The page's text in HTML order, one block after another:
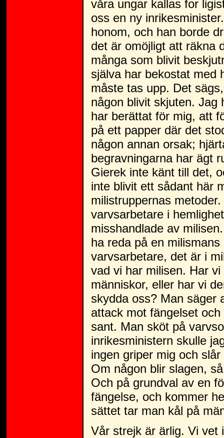
våra ungar kallas for
oss en ny
honom, och han borde
det är omöjligt att räkna
många som blivit
själva har bekostat med
måste tas upp. Det
någon blivit skjuten. Jag
har berättat för mig, att
på ett papper där det
någon annan orsak;
begravningarna har ägt
Gierek inte känt till det,
inte blivit ett sådant här
milistruppernas
varvsarbetare i
misshandlade av
ha reda på en
varvsarbetare, det är i
vad vi har milisen. Har
människor, eller har vi
skydda oss? Man säger
attack mot fängelset
sant. Man sköt på
inrikesministern skulle
ingen griper mig och
Om någon blir slagen,
Och på grundval av en
fängelse, och kommer
sättet tar man kål på
Vår strejk är ärlig. Vi vet